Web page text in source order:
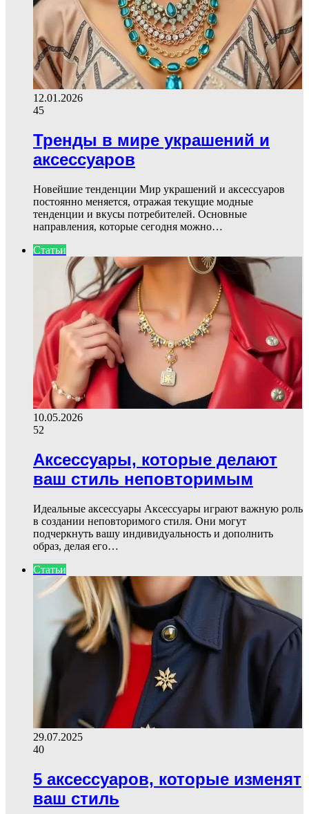
12.01.2026
45
Тренды в мире украшений и
аксессуаров
Новейшие тенденции Мир украшений и аксессуаров
постоянно меняется, отражая текущие модные
тенденции и вкусы потребителей. Основные
направления, которые сегодня можно…
Статьи
10.05.2026
52
Аксессуары, которые делают
ваш стиль неповторимым
Идеальные аксессуары Аксессуары играют важную роль
в создании неповторимого стиля. Они могут
подчеркнуть вашу индивидуальность и дополнить
образ, делая его…
Статьи
29.07.2025
40
5 аксессуаров, которые изменят
ваш стиль